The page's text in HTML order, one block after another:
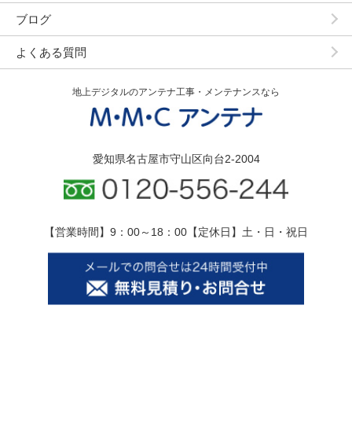
ブログ
よくある質問
地上デジタルのアンテナ工事・メンテナンスなら
愛知県名古屋市守山区向台2-2004
【営業時間】9：00～18：00【定休日】土・日・祝日